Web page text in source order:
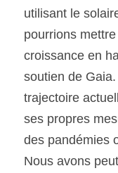
utilisant le
pourrions
croissance en
soutien de
trajectoire
ses propres
des pandémies
Nous avons